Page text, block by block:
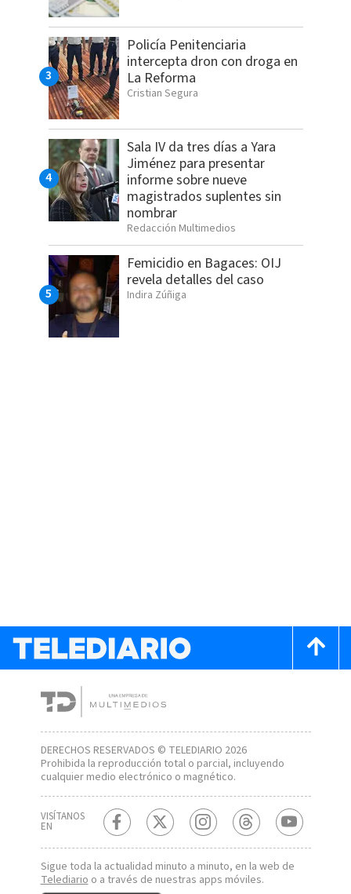
Policía Penitenciaria
intercepta dron con droga en
La Reforma
Cristian Segura
Sala IV da tres días a Yara
Jiménez para presentar
informe sobre nueve
magistrados suplentes sin
nombrar
Redacción Multimedios
Femicidio en Bagaces: OIJ
revela detalles del caso
Indira Zúñiga
DERECHOS RESERVADOS © TELEDIARIO 2026
Prohibida la reproducción total o parcial, incluyendo
cualquier medio electrónico o magnético.
VISÍTANOS
EN
Sigue toda la actualidad minuto a minuto, en la web de
Telediario o a través de nuestras apps móviles.